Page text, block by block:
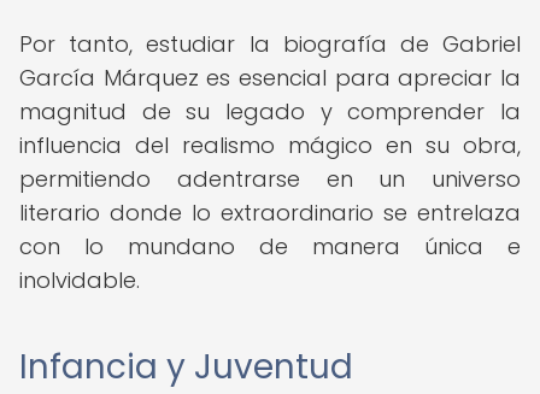
Por tanto, estudiar la biografía de Gabriel
García Márquez es esencial para apreciar la
magnitud de su legado y comprender la
influencia del realismo mágico en su obra,
permitiendo adentrarse en un universo
literario donde lo extraordinario se entrelaza
con lo mundano de manera única e
inolvidable.
Infancia y Juventud